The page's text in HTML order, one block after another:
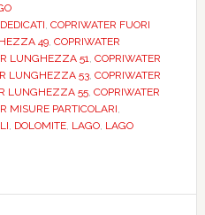
BIANCO.
DEDICATO.
DILGINEVBIEULAGO
, COPRIWATER FUORI
49, COPRIWATER
LUNGHEZZA 51, COPRIWATER
LUNGHEZZA 53, COPRIWATER
LUNGHEZZA 55, COPRIWATER
MISURE PARTICOLARI,
, DOLOMITE, LAGO, LAGO